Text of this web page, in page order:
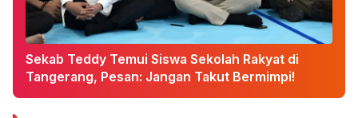
Sekab Teddy Temui Siswa Sekolah Rakyat di
Tangerang, Pesan: Jangan Takut Bermimpi!